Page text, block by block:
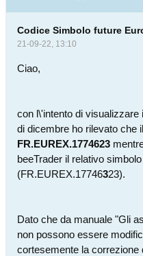
Codice Simbolo future
21-09-22, 13:10
Ciao,
con l\'intento di
di dicembre ho rilevato che
FR.EUREX.1774623
beeTrader il relativo
(FR.EUREX.17746323).
Dato che da manuale "Gli
non possono essere
cortesemente la correzione